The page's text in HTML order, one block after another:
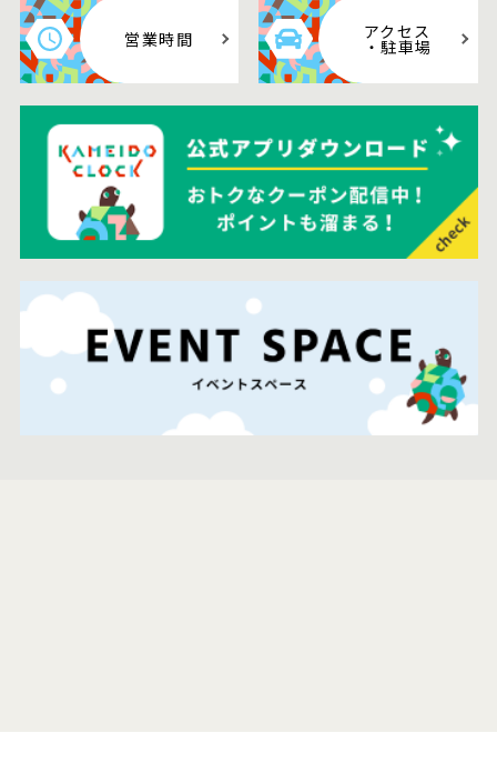
営業時間 アクセス
・駐車場